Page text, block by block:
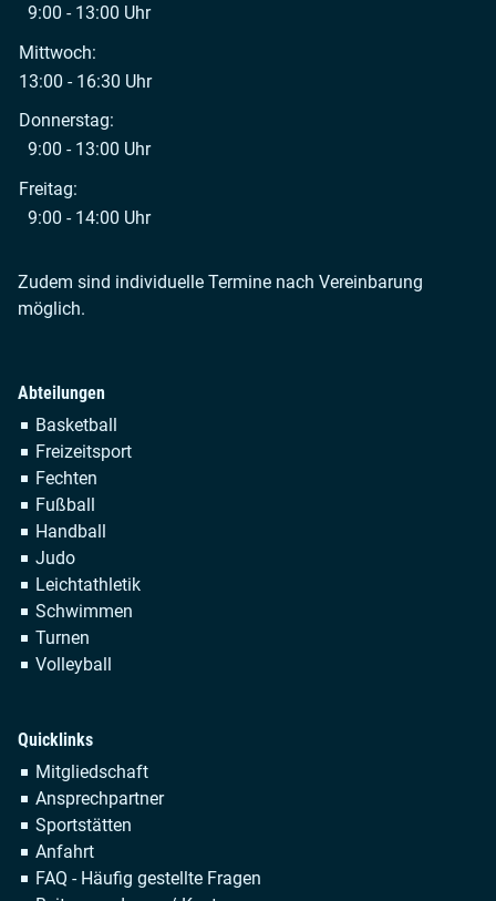
9:00 - 13:00 Uhr
Mittwoch:
13:00 - 16:30 Uhr
Donnerstag:
9:00 - 13:00 Uhr
Freitag:
9:00 - 14:00 Uhr
Zudem sind individuelle Termine nach Vereinbarung
möglich.
Abteilungen
Navigation
überspringen
Basketball
Freizeitsport
Fechten
Fußball
Handball
Judo
Leichtathletik
Schwimmen
Turnen
Volleyball
Quicklinks
Navigation
überspringen
Mitgliedschaft
Ansprechpartner
Sportstätten
Anfahrt
FAQ - Häufig gestellte Fragen